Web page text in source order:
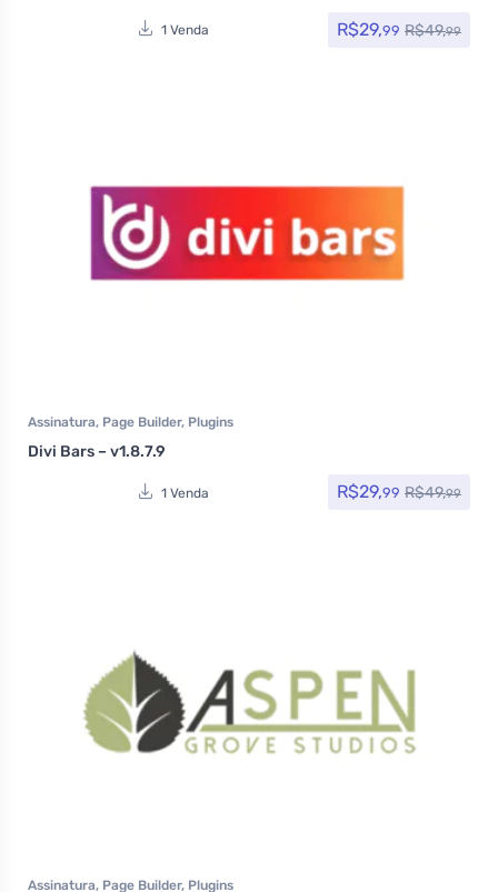
1 Venda R$29,99 R$49,99
Assinatura, Page Builder, Plugins
Divi Bars – v1.8.7.9
1 Venda R$29,99 R$49,99
Assinatura, Page Builder, Plugins